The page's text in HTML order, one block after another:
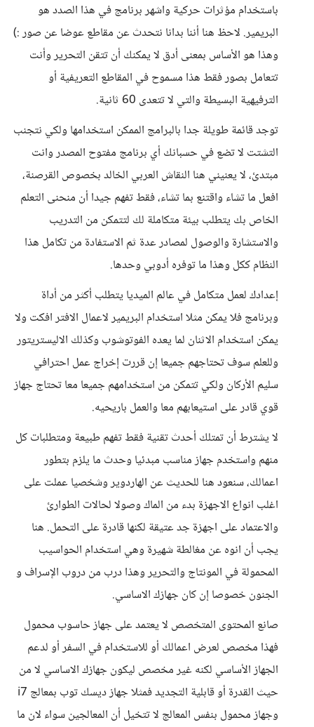
باستخدام مؤثرات حركية واشهر برنامج في هذا الصدد هو
البريمير. لاحظ هنا أننا بدانا نتحدث عن مقاطع عوضا عن صور :)
وهذا هو الأساس بمعنى أدق لا يمكنك أن تتقن التحرير وأنت
تتعامل بصور فقط هذا مسموح في المقاطع التعريفية أو
الترفيهية البسيطة والتي لا تتعدى 60 ثانية.
توجد قائمة طويلة جدا بالبرامج الممكن استخدامها ولكي نتجنب
التشتت لا تضع في حسبانك أي برنامج مفتوح المصدر وانت
مبتدئ، لا يعنيني هنا النقاش العربي الخالد بخصوص القرصنة،
افعل ما تشاء واقتنع بما تشاء، فقط تفهم جيدا أن منحنى التعلم
الخاص بك يتطلب بيئة متكاملة لك لتتمكن من التدريب
والاستشارة والوصول لمصادر عدة ثم الاستفادة من تكامل هذا
النظام ككل وهذا ما توفره أدوبي وحدها.
إعدادك لعمل متكامل في عالم الميديا يتطلب أكثر من أداة
وبرنامج فلا يمكن مثلا استخدام البريمير لاعمال الافتر افكت ولا
يمكن استخدام الاثنان لما يعده الفوتوشوب وكذلك الاليستريتور
وللعلم سوف تحتاجهم جميعا إن قررت إخراج عمل احترافي
سليم الأركان ولكي تتمكن من استخدامهم جميعا معا تحتاج جهاز
قوي قادر على استيعابهم معا والعمل باريحيه.
لا يشترط أن تمتلك أحدث تقنية فقط تفهم طبيعة ومتطلبات كل
منهم واستخدم جهاز مناسب مبدئيا وحدث ما يلزم بتطور
اعمالك، سنعود هنا للحديث عن الهاردوير وشخصيا عملت على
اغلب انواع الاجهزة بدء من الماك وصولا لحالات الطوارئ
والاعتماد على اجهزة جد عتيقة لكنها قادرة على التحمل. هنا
يجب أن انوه عن مغالطة شهيرة وهي استخدام الحواسيب
المحمولة في المونتاج والتحرير وهذا درب من دروب الإسراف و
الجنون خصوصا إن كان جهازك الاساسي.
صانع المحتوى المتخصص لا يعتمد على جهاز حاسوب محمول
فهذا مخصص لعرض اعمالك أو للاستخدام في السفر أو لدعم
الجهاز الأساسي لكنه غير مخصص ليكون جهازك الاساسي لا من
حيث القدرة أو قابلية التجديد فمثلا جهاز ديسك توب بمعالج i7
وجهاز محمول بنفس المعالج لا تتخيل أن المعالجين سواء لان ما